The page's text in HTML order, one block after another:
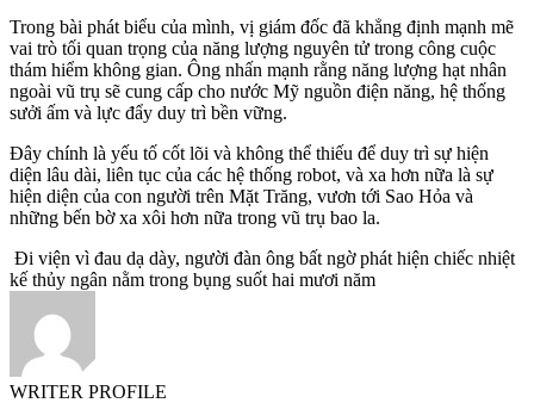
Trong bài phát biểu của mình, vị giám đốc đã khẳng định mạnh mẽ
vai trò tối quan trọng của năng lượng nguyên tử trong công cuộc
thám hiểm không gian. Ông nhấn mạnh rằng năng lượng hạt nhân
ngoài vũ trụ sẽ cung cấp cho nước Mỹ nguồn điện năng, hệ thống
sưởi ấm và lực đẩy duy trì bền vững.
Đây chính là yếu tố cốt lõi và không thể thiếu để duy trì sự hiện
diện lâu dài, liên tục của các hệ thống robot, và xa hơn nữa là sự
hiện diện của con người trên Mặt Trăng, vươn tới Sao Hỏa và
những bến bờ xa xôi hơn nữa trong vũ trụ bao la.
Đi viện vì đau dạ dày, người đàn ông bất ngờ phát hiện chiếc nhiệt
kế thủy ngân nằm trong bụng suốt hai mươi năm
WRITER PROFILE